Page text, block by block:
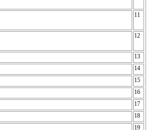
11
12
13
14
15
16
17
18
19